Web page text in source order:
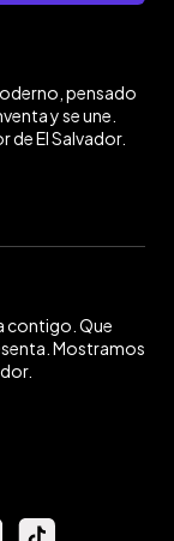
pensado
y se une.
El Salvador.
contigo. Que
Mostramos